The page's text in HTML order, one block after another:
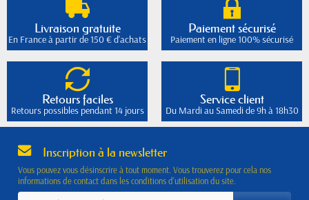
Livraison gratuite
En France à partir de 150 € d'achats
Paiement sécurisé
Paiement en ligne 100% sécurisé
Retours faciles
Retours possibles pendant 14 jours
Service client
Du Mardi au Samedi de 9h à 18h30
Inscription à la newsletter
Vous pouvez vous désinscrire à tout moment. Vous trouverez pour cela nos
informations de contact dans les conditions d'utilisation du site.